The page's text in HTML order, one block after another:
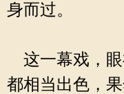
身而过。
这一幕戏，眼
都相当出色，